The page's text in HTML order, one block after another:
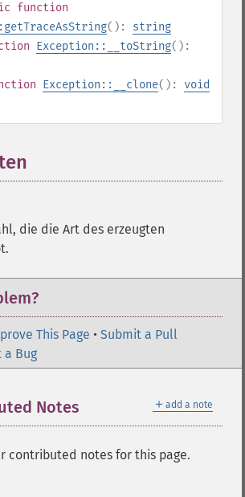
function
(): string
Exception::__toString():
Exception::__clone(): void
die die Art des erzeugten
This Page • Submit a Pull
a Bug
＋ add a note
Notes
contributed notes for this page.